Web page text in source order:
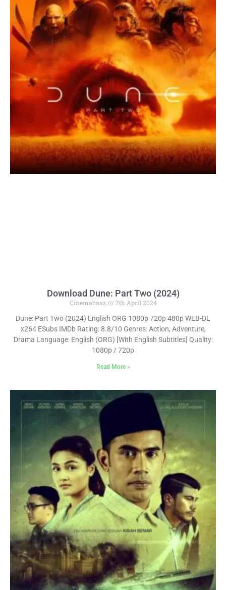
Download Dune: Part Two (2024)
Cinemabaaz
7th April 2024
Dune: Part Two (2024) English ORG 1080p 720p 480p WEB-DL
x264 ESubs IMDb Rating: 8.8/10 Genres: Action, Adventure,
Drama Language: English (ORG) [With English Subtitles] Quality:
1080p / 720p
Read More »